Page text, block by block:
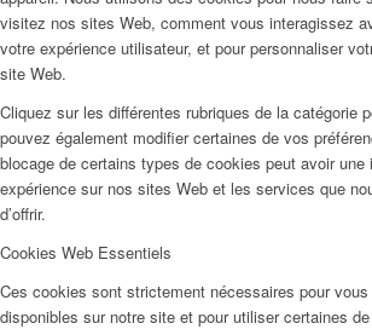
visitez nos sites Web, comment vous interagissez
votre expérience utilisateur, et pour personnaliser
site Web.
Cliquez sur les différentes rubriques de la catégorie
pouvez également modifier certaines de vos
blocage de certains types de cookies peut avoir une
expérience sur nos sites Web et les services que
d’offrir.
Cookies Web Essentiels
Ces cookies sont strictement nécessaires pour
disponibles sur notre site et pour utiliser certaines